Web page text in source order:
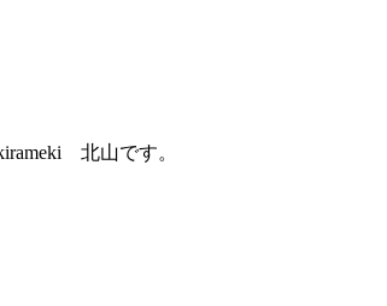
北山です。